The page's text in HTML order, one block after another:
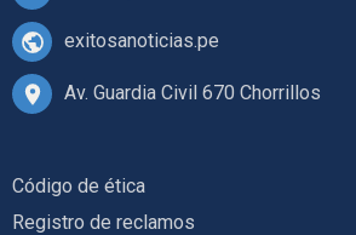
exitosanoticias.pe
Av. Guardia Civil 670 Chorrillos
Código de ética
Registro de reclamos